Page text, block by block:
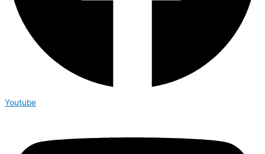
Youtube